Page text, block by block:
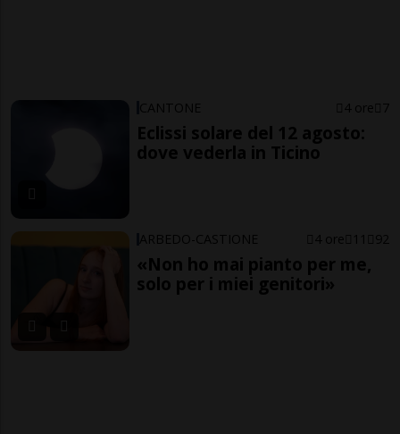
CANTONE 4 ore 7
Eclissi solare del 12 agosto:
dove vederla in Ticino
ARBEDO-CASTIONE 4 ore 11 92
«Non ho mai pianto per me,
solo per i miei genitori»